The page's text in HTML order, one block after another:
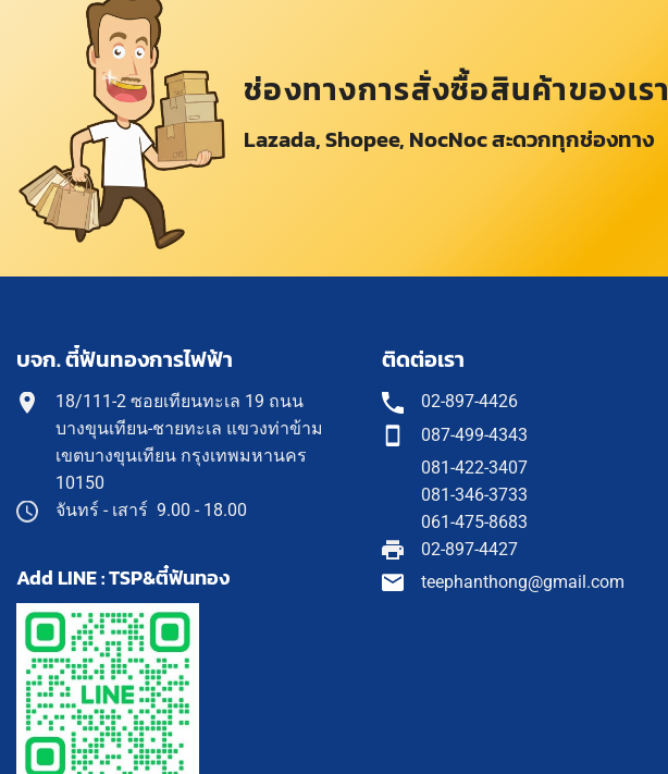
ช่องทางการสั่งซื้อสินค้าของเรา
Lazada, Shopee, NocNoc สะดวกทุกช่องทาง
บจก. ตี๋ฟันทองการไฟฟ้า
18/111-2 ซอยเทียนทะเล 19 ถนน
บางขุนเทียน-ชายทะเล แขวงท่าข้าม
เขตบางขุนเทียน กรุงเทพมหานคร
10150
จันทร์ - เสาร์ 9.00 - 18.00
Add LINE : TSP&ตี๋ฟันทอง
ติดต่อเรา
02-897-4426
087-499-4343
081-422-3407
081-346-3733
061-475-8683
02-897-4427
teephanthong@gmail.com